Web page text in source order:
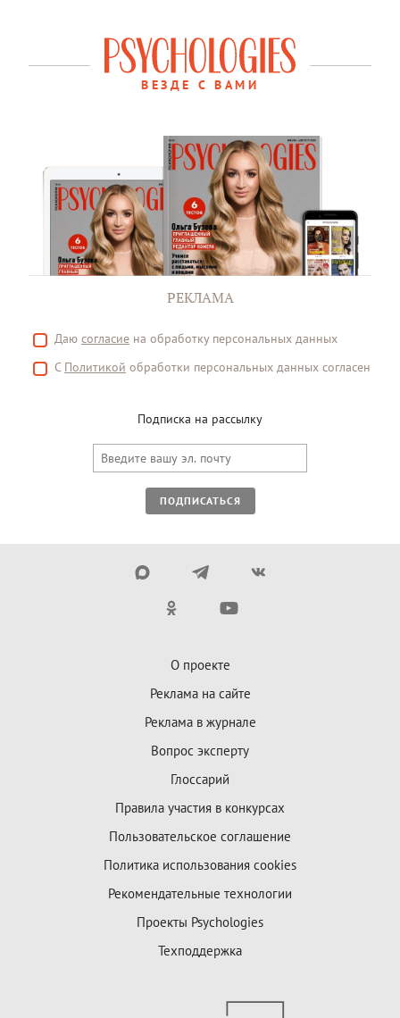
ВЕЗДЕ С ВАМИ
РЕКЛАМА
Даю согласие на обработку персональных данных
С Политикой обработки персональных данных согласен
Подписка на рассылку
ПОДПИСАТЬСЯ
О проекте
Реклама на сайте
Реклама в журнале
Вопрос эксперту
Глоссарий
Правила участия в конкурсах
Пользовательское соглашение
Политика использования cookies
Рекомендательные технологии
Проекты Psychologies
Техподдержка